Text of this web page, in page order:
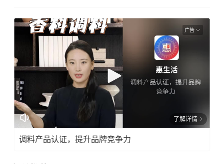
广告
了解详情
调料产品认证，提升品牌竞争力